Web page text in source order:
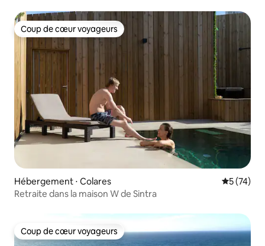
Coup de cœur voyageurs
Coup de cœur voyageurs
Hébergement ⋅ Colares
5 (74)
Retraite dans la maison W de Sintra
Coup de cœur voyageurs
Coup de cœur voyageurs